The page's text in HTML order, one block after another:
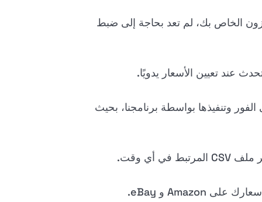
الخاص بك، لم تعد بحاجة إلى ضبط
وتنفيذها بواسطة برنامجنا، بحيث